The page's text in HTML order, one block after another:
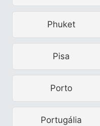
Phuket
Pisa
Porto
Portugália